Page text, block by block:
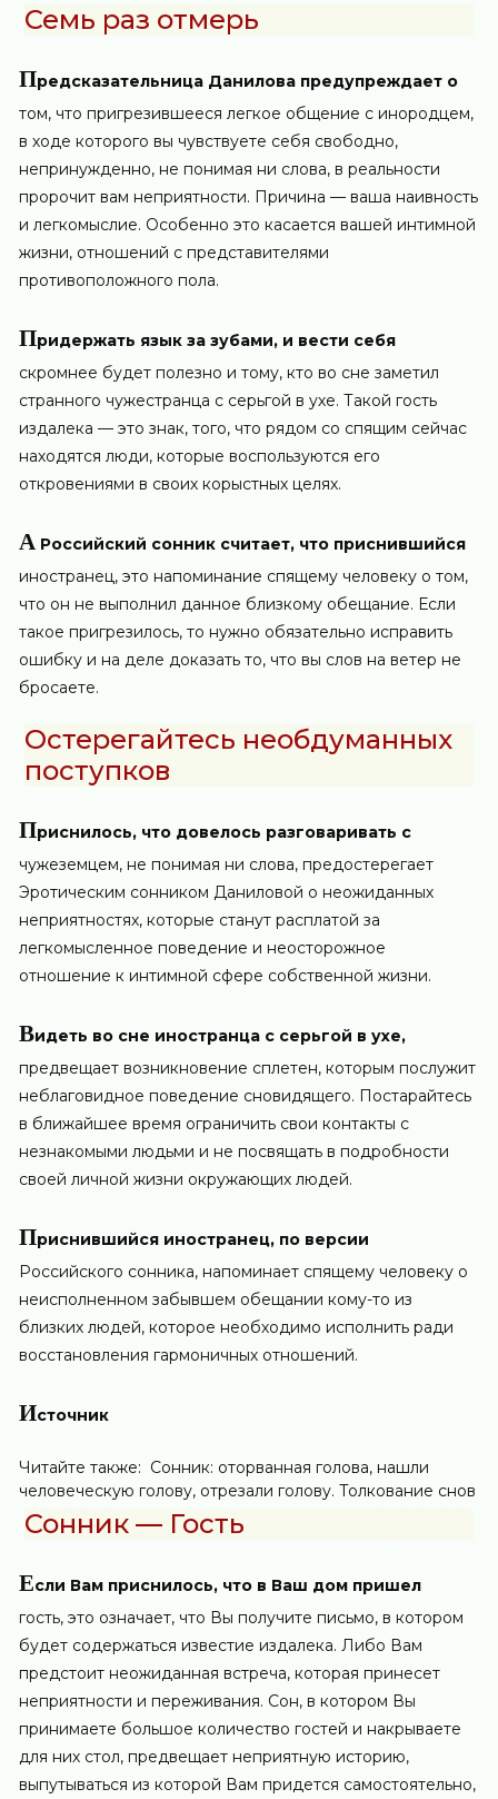
Семь раз отмерь
Предсказательница Данилова предупреждает о
том, что пригрезившееся легкое общение с инородцем,
в ходе которого вы чувствуете себя свободно,
непринужденно, не понимая ни слова, в реальности
пророчит вам неприятности. Причина — ваша наивность
и легкомыслие. Особенно это касается вашей интимной
жизни, отношений с представителями
противоположного пола.
Придержать язык за зубами, и вести себя
скромнее будет полезно и тому, кто во сне заметил
странного чужестранца с серьгой в ухе. Такой гость
издалека — это знак, того, что рядом со спящим сейчас
находятся люди, которые воспользуются его
откровениями в своих корыстных целях.
А Российский сонник считает, что приснившийся
иностранец, это напоминание спящему человеку о том,
что он не выполнил данное близкому обещание. Если
такое пригрезилось, то нужно обязательно исправить
ошибку и на деле доказать то, что вы слов на ветер не
бросаете.
Остерегайтесь необдуманных
поступков
Приснилось, что довелось разговаривать с
чужеземцем, не понимая ни слова, предостерегает
Эротическим сонником Даниловой о неожиданных
неприятностях, которые станут расплатой за
легкомысленное поведение и неосторожное
отношение к интимной сфере собственной жизни.
Видеть во сне иностранца с серьгой в ухе,
предвещает возникновение сплетен, которым послужит
неблаговидное поведение сновидящего. Постарайтесь
в ближайшее время ограничить свои контакты с
незнакомыми людьми и не посвящать в подробности
своей личной жизни окружающих людей.
Приснившийся иностранец, по версии
Российского сонника, напоминает спящему человеку о
неисполненном забывшем обещании кому-то из
близких людей, которое необходимо исполнить ради
восстановления гармоничных отношений.
Источник
Читайте также: Сонник: оторванная голова, нашли
человеческую голову, отрезали голову. Толкование снов
Сонник — Гость
Если Вам приснилось, что в Ваш дом пришел
гость, это означает, что Вы получите письмо, в котором
будет содержаться известие издалека. Либо Вам
предстоит неожиданная встреча, которая принесет
неприятности и переживания. Сон, в котором Вы
принимаете большое количество гостей и накрываете
для них стол, предвещает неприятную историю,
выпутываться из которой Вам придется самостоятельно,